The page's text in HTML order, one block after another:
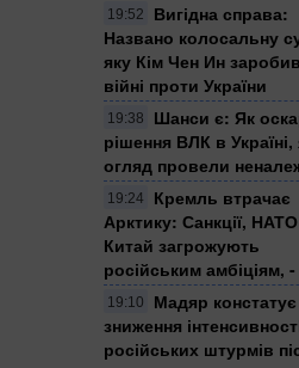
19:52
Вигідна справа:
Названо колосальну
яку Кім Чен Ин
війні проти України
19:38
Шанси є: Як
рішення ВЛК в
огляд провели
19:24
Кремль втрачає
Арктику: Санкції,
Китай загрожують
російським амбіціям,
19:10
Мадяр констатує
зниження
російських штурмів